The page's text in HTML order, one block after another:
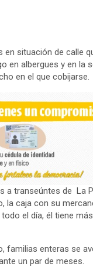
situación de calle
en albergues y en la
en el que cobijarse.
a transeúntes de La
la caja con su
el día, él tiene
familias enteras se
un par de meses.